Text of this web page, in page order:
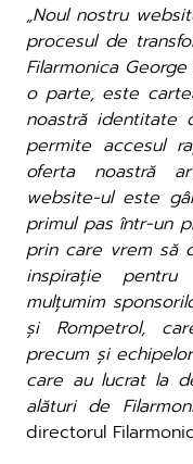
„Noul nostru
procesul de
Filarmonica
o parte, este
noastră identitate
permite accesul
oferta noastră
website-ul este
primul pas într-un
prin care vrem să
inspirație
mulțumim
și Rompetrol,
precum și
care au lucrat la
alături de
directorul